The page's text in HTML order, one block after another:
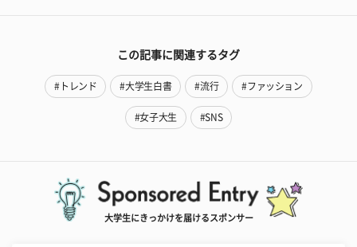
この記事に関連するタグ
#トレンド #大学生白書 #流行 #ファッション
#女子大生 #SNS
大学生にきっかけを届けるスポンサー